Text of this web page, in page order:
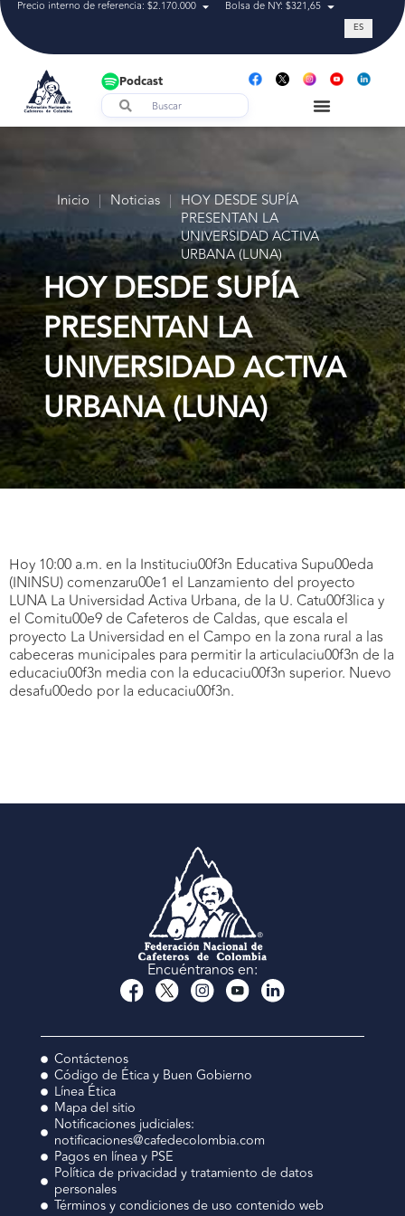
Precio interno de referencia: $2.170.000 Bolsa de NY: $321,65 Tasa de
ES
Podcast
Inicio | Noticias | HOY DESDE SUPÍA
PRESENTAN LA
UNIVERSIDAD ACTIVA
URBANA (LUNA)
HOY DESDE SUPÍA
PRESENTAN LA
UNIVERSIDAD ACTIVA
URBANA (LUNA)
Hoy 10:00 a.m. en la Instituciu00f3n Educativa Supu00eda
(ININSU) comenzaru00e1 el Lanzamiento del proyecto
LUNA La Universidad Activa Urbana, de la U. Catu00f3lica y
el Comitu00e9 de Cafeteros de Caldas, que escala el
proyecto La Universidad en el Campo en la zona rural a las
cabeceras municipales para permitir la articulaciu00f3n de la
educaciu00f3n media con la educaciu00f3n superior. Nuevo
desafu00edo por la educaciu00f3n.
Encuéntranos en:
Contáctenos
Código de Ética y Buen Gobierno
Línea Ética
Mapa del sitio
Notificaciones judiciales:
notificaciones@cafedecolombia.com
Pagos en línea y PSE
Política de privacidad y tratamiento de datos
personales
Términos y condiciones de uso contenido web